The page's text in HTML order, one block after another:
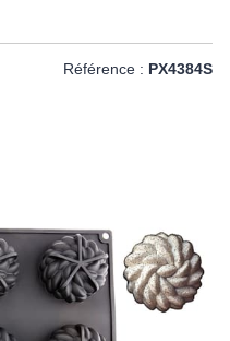
Référence : PX4384S